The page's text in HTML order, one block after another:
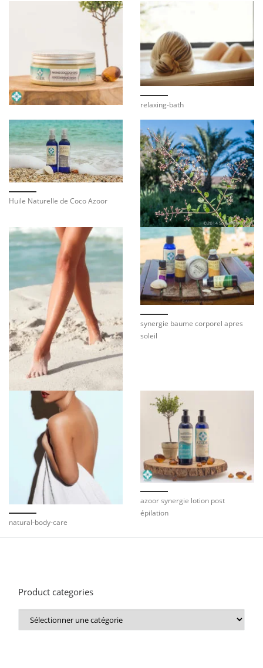
relaxing-bath
Huile Naturelle de Coco Azoor
synergie baume corporel apres
soleil
natural-body-care
azoor synergie lotion post
épilation
Product categories